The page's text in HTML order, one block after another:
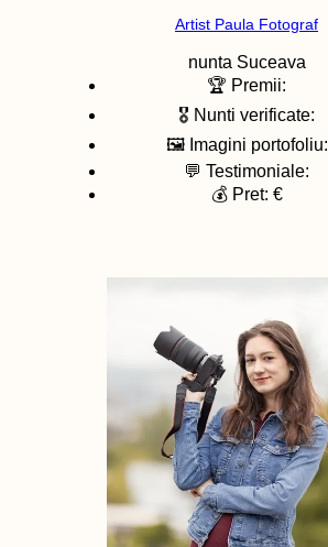
Artist Paula Fotograf
nunta Suceava
🏆 Premii:
🎖️ Nunti verificate:
🖼️ Imagini portofoliu:
💬 Testimoniale:
💰 Pret: €